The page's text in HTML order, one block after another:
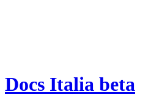
Docs Italia beta